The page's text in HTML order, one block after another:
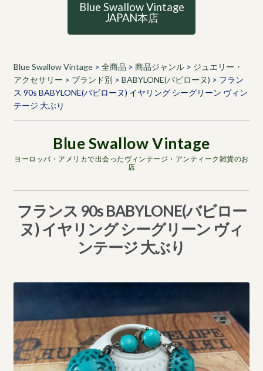
Blue Swallow Vintage
JAPAN本店
Blue Swallow Vintage> 全商品 > 商品ジャンル> ジュエリー・
アクセサリー > ブランド別 > BABYLONE(バビローヌ) > フラン
ス 90s BABYLONE(バビローヌ) イヤリング シーグリーン ヴィン
テージ 大ぶり
ヨーロッパ・アメリカで出会ったヴィンテージ・アンティーク雑貨のお
店
フランス 90s BABYLONE(バビロー
ヌ) イヤリング シーグリーン ヴィ
ンテージ 大ぶり